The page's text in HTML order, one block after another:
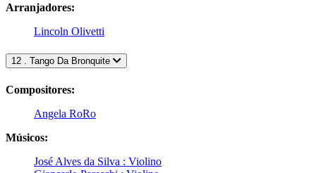
Arranjadores:
Lincoln Olivetti
12 . Tango Da Bronquite
Compositores:
Angela RoRo
Músicos:
José Alves da Silva : Violino